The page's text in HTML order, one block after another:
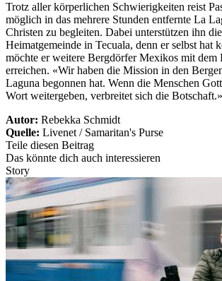
Trotz aller körperlichen Schwierigkeiten reist
möglich in das mehrere Stunden entfernte La
Christen zu begleiten. Dabei unterstützen ihn
Heimatgemeinde in Tecuala, denn er selbst hat
möchte er weitere Bergdörfer Mexikos mit dem
erreichen. «Wir haben die Mission in den
Laguna begonnen hat. Wenn die Menschen
Wort weitergeben, verbreitet sich die Botschaft.»
Autor: Rebekka Schmidt
Quelle: Livenet / Samaritan's Purse
Teile diesen Beitrag
Das könnte dich auch interessieren
Story